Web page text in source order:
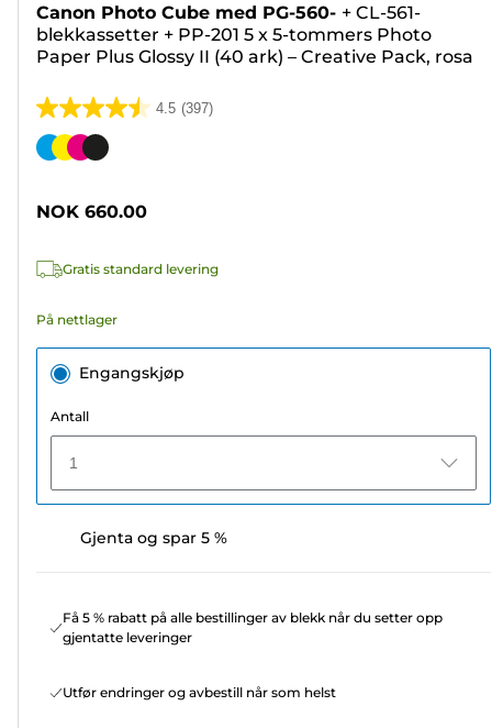
Canon Photo Cube med PG-560- + CL-561-
blekkassetter + PP-201 5 x 5-tommers Photo
Paper Plus Glossy II (40 ark) – Creative Pack, rosa
4.5 (397)
4.5
av
397
Fargekassett
NOK 660.00
Gratis standard levering
På nettlager
Engangskjøp
Antall
1
Gjenta og spar 5 %
Få 5 % rabatt på alle bestillinger av blekk når du setter opp
gjentatte leveringer
Utfør endringer og avbestill når som helst